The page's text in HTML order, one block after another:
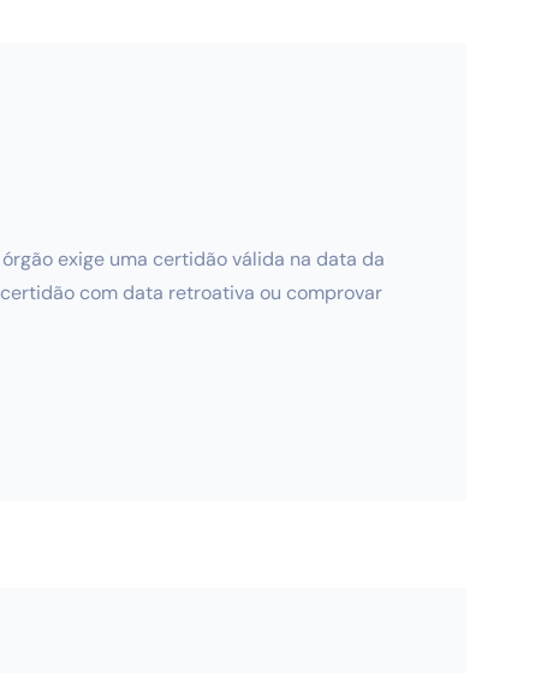
exige uma certidão válida na data da
com data retroativa ou comprovar